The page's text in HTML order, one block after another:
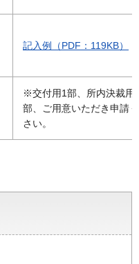
記入例（PDF：119KB）
※交付用1部、所内決裁用
部、ご用意いただき申請
さい。